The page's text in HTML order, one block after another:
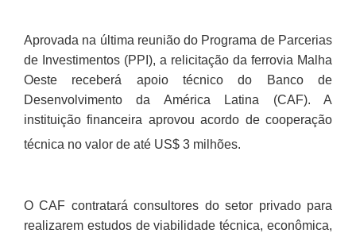
Aprovada na última reunião do Programa de Parcerias
de Investimentos (PPI), a relicitação da ferrovia Malha
Oeste receberá apoio técnico do Banco de
Desenvolvimento da América Latina (CAF). A
instituição financeira aprovou acordo de cooperação
técnica no valor de até US$ 3 milhões.
O CAF contratará consultores do setor privado para
realizarem estudos de viabilidade técnica, econômica,